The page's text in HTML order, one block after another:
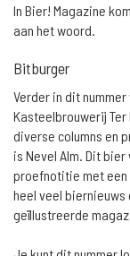
In Bier! Magazine
aan het woord.
Bitburger
Verder in dit
Kasteelbrouwerij Ter
diverse columns en
is Nevel Alm. Dit
proefnotitie met
heel veel
geïllustreerde